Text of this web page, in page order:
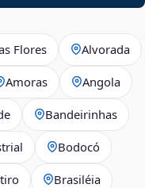
Flores Alvorada
Amoras Angola
Bandeirinhas
Bodocó
Brasiléia